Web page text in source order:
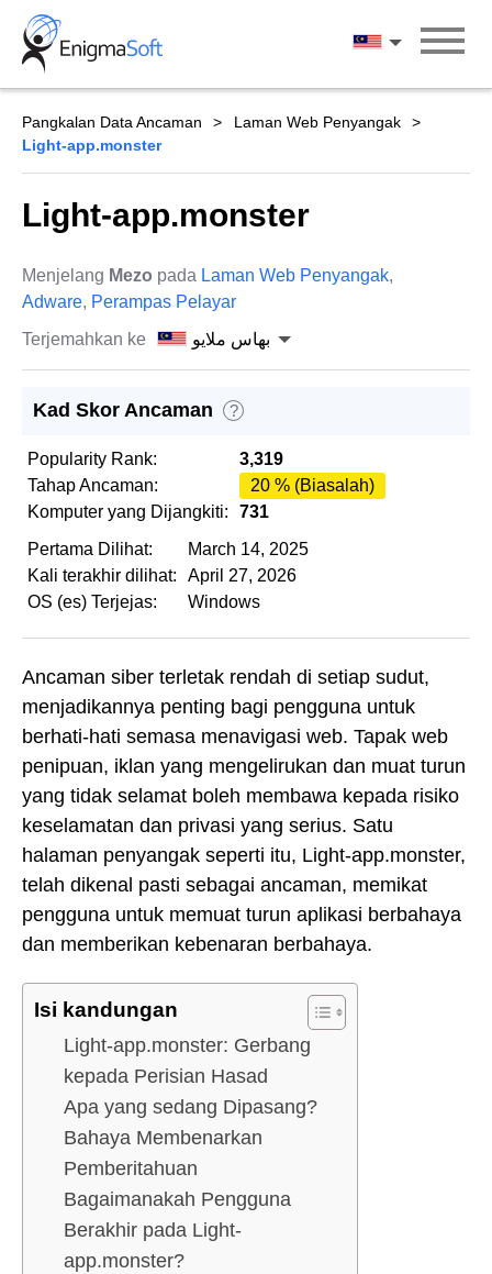
Skip
content
بهاس ملايو
Pangkalan Data Ancaman
Laman Web Penyangak
Light-app.monster
Light-app.monster
Menjelang Mezo pada Laman Web Penyangak,
Adware, Perampas Pelayar
Terjemahkan ke
بهاس ملايو
Kad Skor Ancaman ?
Popularity Rank:
3,319
Tahap Ancaman:
20 % (Biasalah)
Komputer yang Dijangkiti:
731
Pertama Dilihat:
March 14, 2025
Kali terakhir dilihat:
April 27, 2026
OS (es) Terjejas:
Windows
Ancaman siber terletak rendah di setiap sudut,
menjadikannya penting bagi pengguna untuk
berhati-hati semasa menavigasi web. Tapak web
penipuan, iklan yang mengelirukan dan muat turun
yang tidak selamat boleh membawa kepada risiko
keselamatan dan privasi yang serius. Satu
halaman penyangak seperti itu, Light-app.monster,
telah dikenal pasti sebagai ancaman, memikat
pengguna untuk memuat turun aplikasi berbahaya
dan memberikan kebenaran berbahaya.
Isi kandungan
Light-app.monster: Gerbang
kepada Perisian Hasad
Apa yang sedang Dipasang?
Bahaya Membenarkan
Pemberitahuan
Bagaimanakah Pengguna
Berakhir pada Light-
app.monster?